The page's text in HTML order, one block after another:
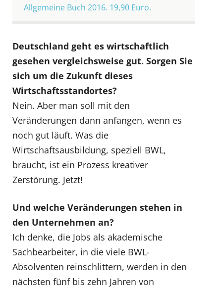
Allgemeine Buch 2016. 19,90 Euro.
Deutschland geht es wirtschaftlich
gesehen vergleichsweise gut. Sorgen Sie
sich um die Zukunft dieses
Wirtschaftsstandortes?
Nein. Aber man soll mit den
Veränderungen dann anfangen, wenn es
noch gut läuft. Was die
Wirtschaftsausbildung, speziell BWL,
braucht, ist ein Prozess kreativer
Zerstörung. Jetzt!
Und welche Veränderungen stehen in
den Unternehmen an?
Ich denke, die Jobs als akademische
Sachbearbeiter, in die viele BWL-
Absolventen reinschlittern, werden in den
nächsten fünf bis zehn Jahren von